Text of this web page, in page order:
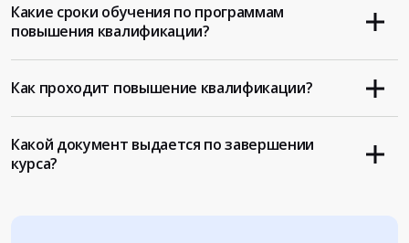
Какие сроки обучения по программам
повышения квалификации?
Как проходит повышение квалификации?
Какой документ выдается по завершении
курса?